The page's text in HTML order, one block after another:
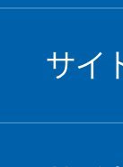
サイ